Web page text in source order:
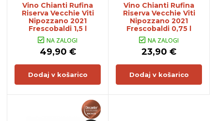
Vino Chianti Rufina
Riserva Vecchie Viti
Nipozzano 2021
Frescobaldi 1,5 l
NA ZALOGI
49,90 €
Dodaj v košarico
Vino Chianti Rufina
Riserva Vecchie Viti
Nipozzano 2021
Frescobaldi 0,75 l
NA ZALOGI
23,90 €
Dodaj v košarico